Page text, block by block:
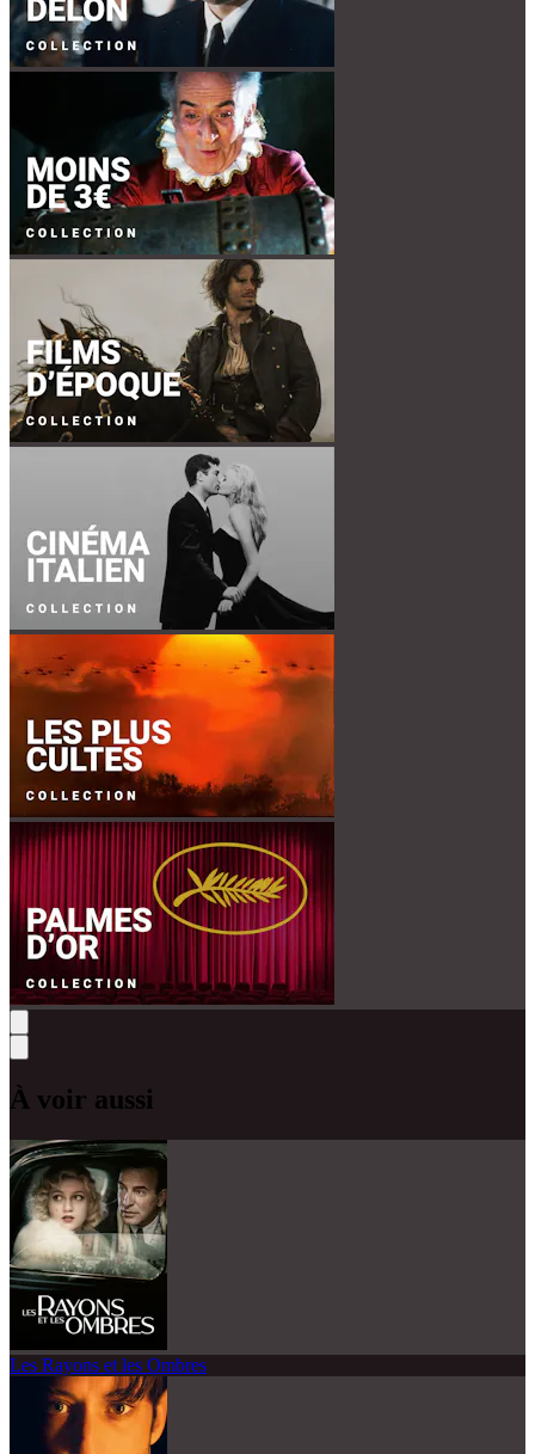
À voir aussi
Les Rayons et les Ombres